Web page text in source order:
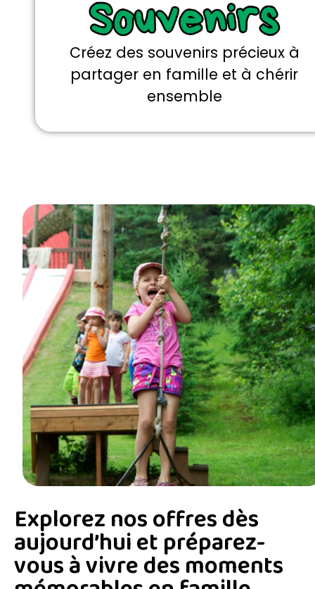
Créez des souvenirs précieux à
partager en famille et à chérir
ensemble
Explorez nos offres dès
aujourd’hui et préparez-
vous à vivre des moments